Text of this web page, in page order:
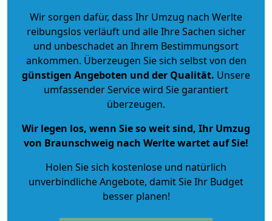
Wir sorgen dafür, dass Ihr Umzug nach Werlte
reibungslos verläuft und alle Ihre Sachen sicher
und unbeschadet an Ihrem Bestimmungsort
ankommen. Überzeugen Sie sich selbst von den
günstigen Angeboten und der Qualität. Unsere
umfassender Service wird Sie garantiert
überzeugen.
Wir legen los, wenn Sie so weit sind, Ihr Umzug
von Braunschweig nach Werlte wartet auf Sie!
Holen Sie sich kostenlose und natürlich
unverbindliche Angebote, damit Sie Ihr Budget
besser planen!